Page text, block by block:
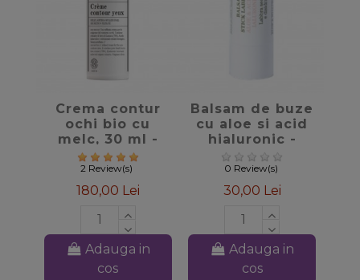
Crema contur
ochi bio cu
melc, 30 ml -
Loom Bioearth
2 Review(s)
180,00 Lei
Adauga in
cos
Balsam de buze
cu aloe si acid
hialuronic -
Bioearth
0 Review(s)
30,00 Lei
Adauga in
cos